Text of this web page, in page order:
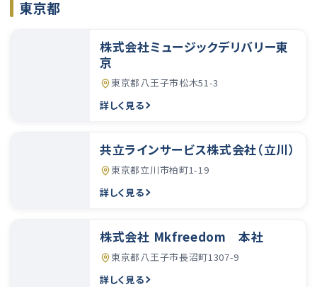
東京都
株式会社ミュージックデリバリー東
京
東京都八王子市松木51-3
詳しく見る
共立ラインサービス株式会社（立川）
東京都立川市柏町1-19
詳しく見る
株式会社 Mkfreedom 本社
東京都八王子市長沼町1307-9
詳しく見る